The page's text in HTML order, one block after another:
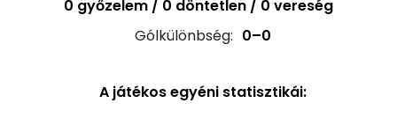
0 győzelem / 0 döntetlen / 0 vereség
Gólkülönbség: 0–0
A játékos egyéni statisztikái: